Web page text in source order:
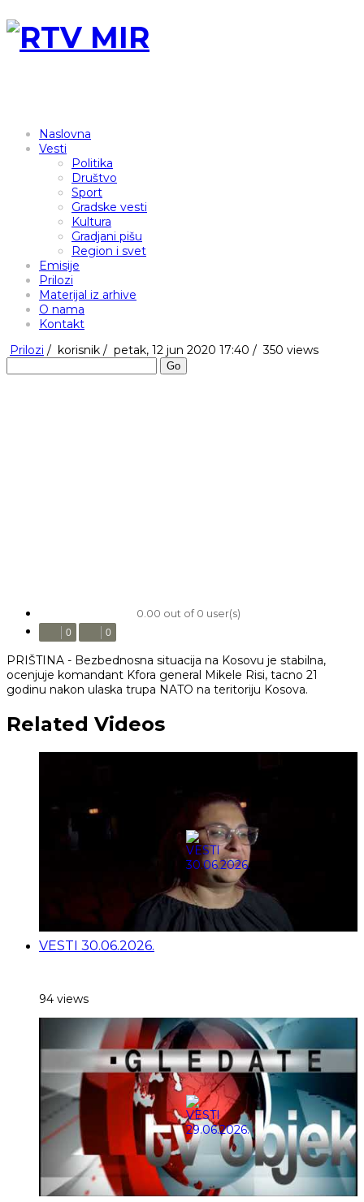
Naslovna
Vesti
Politika
Društvo
Sport
Gradske vesti
Kultura
Gradjani pišu
Region i svet
Emisije
Prilozi
Materijal iz arhive
O nama
Kontakt
Prilozi / korisnik / petak, 12 jun 2020 17:40 / 350 views
Go
0.00 out of 0 user(s)
0 0
PRIŠTINA - Bezbednosna situacija na Kosovu je stabilna,
ocenjuje komandant Kfora general Mikele Risi, tacno 21
godinu nakon ulaska trupa NATO na teritoriju Kosova.
Related Videos
VESTI 30.06.2026.
94 views